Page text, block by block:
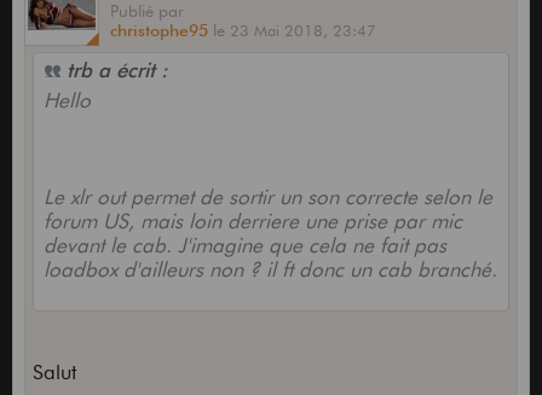
Publié par
christophe95 le 23 Mai 2018, 23:47
trb a écrit :
Hello
Le xlr out permet de sortir un son correcte selon le
forum US, mais loin derriere une prise par mic
devant le cab. J'imagine que cela ne fait pas
loadbox d'ailleurs non ? il ft donc un cab branché.
Salut